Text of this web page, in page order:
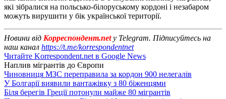
які зібралися на польсько-білоруському кордоні і незабаром
можуть вирушити у бік української території.
Новини від Корреспондент.netу Telegram. Підписуйтесь на
наш канал https://t.me/korrespondentnet
Читайте Korrespondent.net в Google News
Наплив мігрантів до Європи
Чиновниця МЗС переправила за кордон 900 нелегалів
У Болгарії виявили вантажівку з 80 біженцями
Біля берегів Греції потонули майже 80 мігрантів